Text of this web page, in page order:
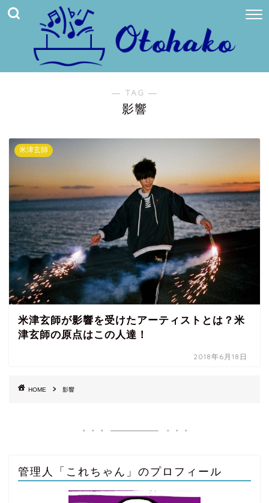
― TAG ―
影響
米津玄師
米津玄師が影響を受けたアーティストとは？米
津玄師の原点はこの人達！
2018年6月18日
HOME 影響
管理人「これちゃん」のプロフィール